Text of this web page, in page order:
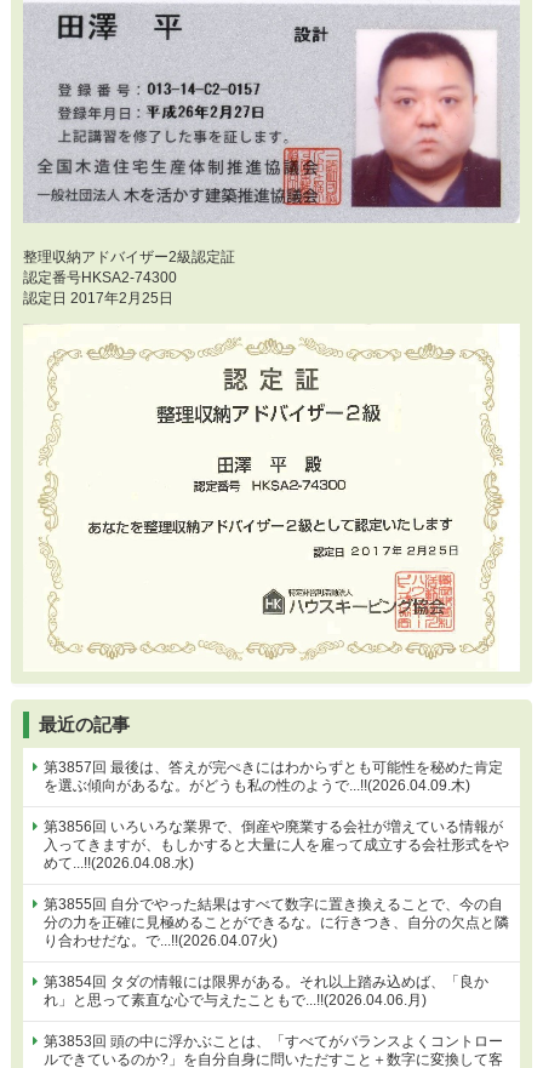
整理収納アドバイザー2級認定証
認定番号HKSA2-74300
認定日 2017年2月25日
最近の記事
第3857回 最後は、答えが完ぺきにはわからずとも可能性を秘めた肯定
を選ぶ傾向があるな。がどうも私の性のようで...!!(2026.04.09.木)
第3856回 いろいろな業界で、倒産や廃業する会社が増えている情報が
入ってきますが、もしかすると大量に人を雇って成立する会社形式をや
めて...!!(2026.04.08.水)
第3855回 自分でやった結果はすべて数字に置き換えることで、今の自
分の力を正確に見極めることができるな。に行きつき、自分の欠点と隣
り合わせだな。で...!!(2026.04.07火)
第3854回 タダの情報には限界がある。それ以上踏み込めば、「良か
れ」と思って素直な心で与えたこともで...!!(2026.04.06.月)
第3853回 頭の中に浮かぶことは、「すべてがバランスよくコントロー
ルできているのか?」を自分自身に問いただすこと＋数字に変換して客